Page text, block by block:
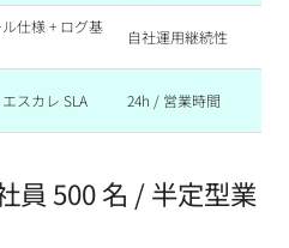
仕様 + ログ基
自社運用継続性
スカレ SLA 24h / 営業時間
員 500 名 / 半定型業